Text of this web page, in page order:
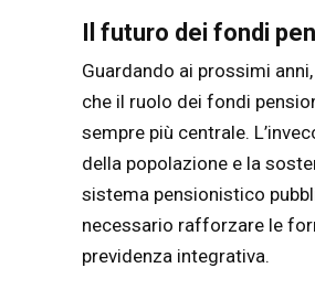
Il futuro dei fondi
Guardando ai prossimi
che il ruolo dei fondi
sempre più centrale.
della popolazione e la
sistema pensionistico
necessario rafforzare le
previdenza integrativa.